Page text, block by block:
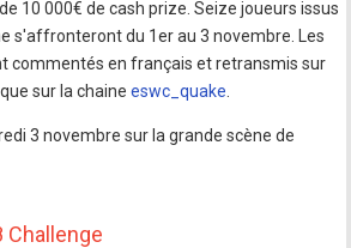
10 000€ de cash prize. Seize joueurs issus
s'affronteront du 1er au 3 novembre. Les
commentés en français et retransmis sur
sur la chaineeswc_quake
3 novembre sur la grande scène de
Challenge